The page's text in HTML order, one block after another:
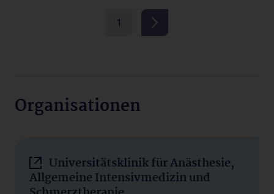
1
Organisationen
Universitätsklinik für Anästhesie,
Allgemeine Intensivmedizin und